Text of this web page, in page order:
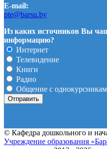
E-mail:
pte@barsu.by
Из каких источников Вы
информацию?
Интернет
Телевидение
Книги
Радио
Общение с
© Кафедра дошкольного и
Учреждение образования